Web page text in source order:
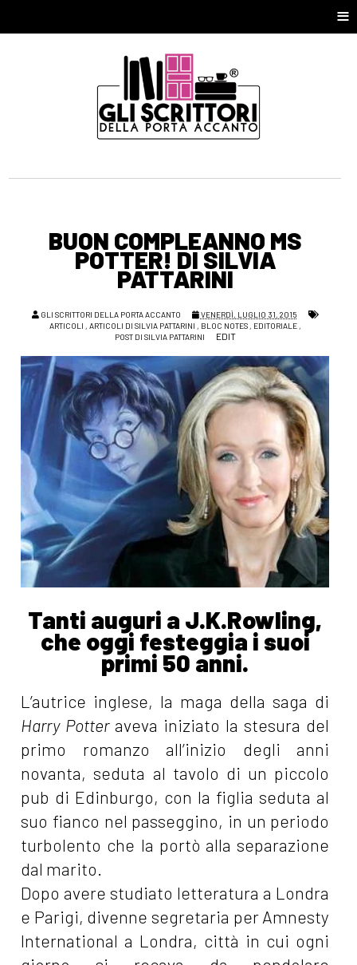
≡
BUON COMPLEANNO MS
POTTER! DI SILVIA
PATTARINI
GLI SCRITTORI DELLA PORTA ACCANTO
VENERDÌ, LUGLIO 31, 2015
ARTICOLI , ARTICOLI DI SILVIA PATTARINI , BLOC NOTES, EDITORIALE,
POST DI SILVIA PATTARINI
EDIT
Tanti auguri a J.K.Rowling,
che oggi festeggia i suoi
primi 50 anni.
L’autrice inglese, la maga della saga di
Harry Potteraveva iniziato la stesura del
primo romanzo all’inizio degli anni
novanta, seduta al tavolo di un piccolo
pub di Edinburgo, con la figlia seduta al
suo fianco nel passeggino, in un periodo
turbolento che la portò alla separazione
dal marito.
Dopo avere studiato letteratura a Londra
e Parigi, divenne segretaria per Amnesty
International a Londra, città in cui ogni